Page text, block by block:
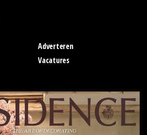
Adverteren
Vacatures